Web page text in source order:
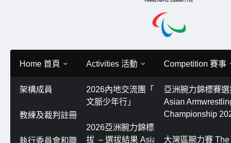
Home 首頁
架構成員
教練及裁判註冊制度
執行委員會和職員的行
Activities 活動
2026內地交流團「嶺南
文脈少年行」
2026亞洲腕⼒錦標賽選
拔 – 選拔結果 Asian
Competition 賽事
亞洲腕⼒錦標賽
Asian
Championship
大灣區腕力賽 The
2025 Armwrestling Annual Ranking
2025 Armwrestling